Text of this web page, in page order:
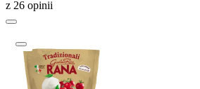
z 26 opinii